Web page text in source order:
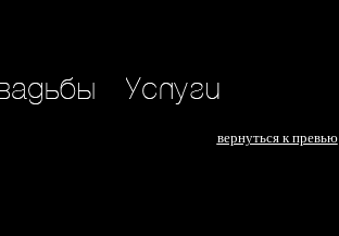
вернуться к превью